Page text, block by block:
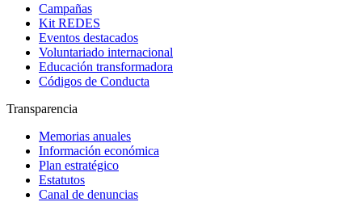
Campañas
Kit REDES
Eventos destacados
Voluntariado internacional
Educación transformadora
Códigos de Conducta
Transparencia
Memorias anuales
Información económica
Plan estratégico
Estatutos
Canal de denuncias